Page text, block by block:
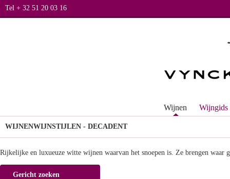
Tel + 32 51 20 03 16
Wijnen Wijngids
WIJNENWIJNSTIJLEN - DECADENT
Rijkelijke en luxueuze witte wijnen waarvan het snoepen is. Ze brengen waar
Gericht zoeken